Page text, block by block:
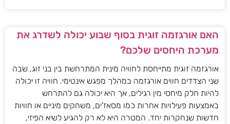
האם אורגזמה זוגית בסוף שבוע יכולה לשדרג את
מערכת היחסים שלכם?
אורגזמה זוגית מתייחסת לחוויה מינית המתרחשת בין בני זוג, שבה
שני הצדדים חווים אורגזמה במהלך מפגש אינטימי. חוויה זו יכולה
להיות חלק מיחסי מין רגילים, אך היא יכולה גם להתרחש
באמצעות פעילויות אחרות כמו מסאז'ים, משחקים מיניים או חוויות
חדשות שנחקרות יחד. המטרה היא לא רק להגיע לשיא הפיזי,